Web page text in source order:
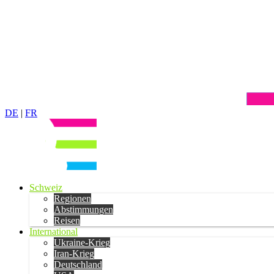
DE | FR
Schweiz
Regionen
Abstimmungen
Reisen
International
Ukraine-Krieg
Iran-Krieg
Deutschland